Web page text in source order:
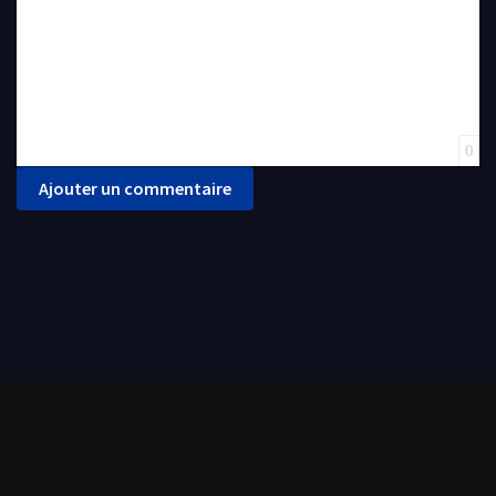
0
Ajouter un commentaire